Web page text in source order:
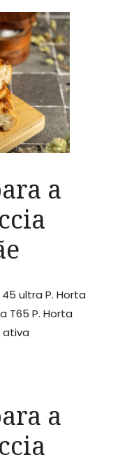
a
ultra P. Horta
T65 P. Horta
ativa
a